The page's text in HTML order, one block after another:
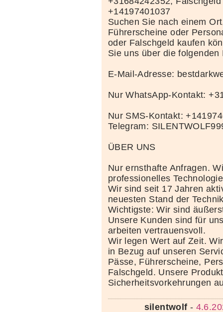
+14197401037
Suchen Sie nach einem
Führerscheine oder
oder Falschgeld kaufen
Sie uns über die folgenden
E-Mail-Adresse:
Nur WhatsApp-Kontakt:
Nur SMS-Kontakt:
Telegram:
ÜBER UNS
Nur ernsthafte Anfragen.
professionelles
Wir sind seit 17 Jahren
neuesten Stand der
Wichtigste: Wir sind
Unsere Kunden sind für
arbeiten vertrauensvoll.
Wir legen Wert auf Zeit.
in Bezug auf unseren
Pässe, Führerscheine,
Falschgeld. Unsere
Sicherheitsvorkehrungen
silentwolf -